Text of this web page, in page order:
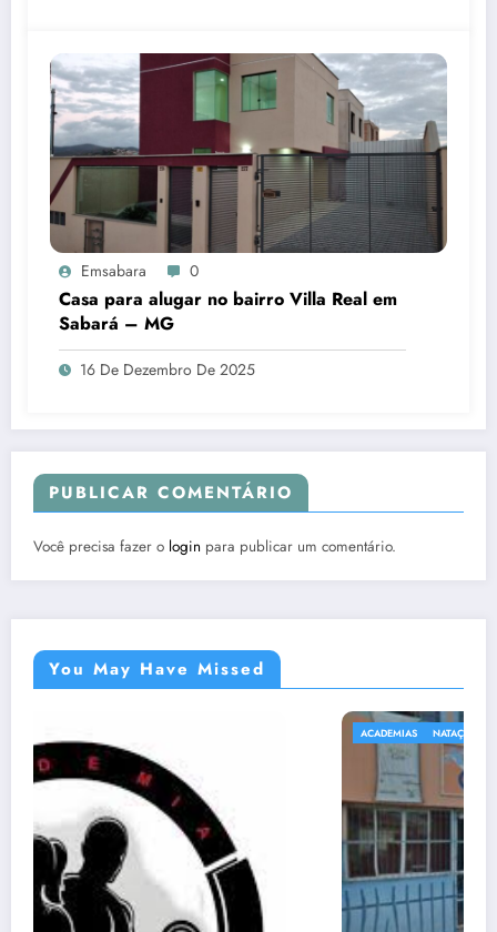
Emsabara 0
Casa para alugar no bairro Villa Real em
Sabará – MG
16 De Dezembro De 2025
PUBLICAR COMENTÁRIO
Você precisa fazer o login para publicar um comentário.
You May Have Missed